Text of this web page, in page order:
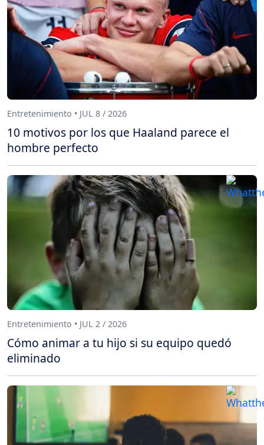
Entretenimiento • JUL 8 / 2026
10 motivos por los que Haaland parece el
hombre perfecto
Entretenimiento • JUL 2 / 2026
Cómo animar a tu hijo si su equipo quedó
eliminado